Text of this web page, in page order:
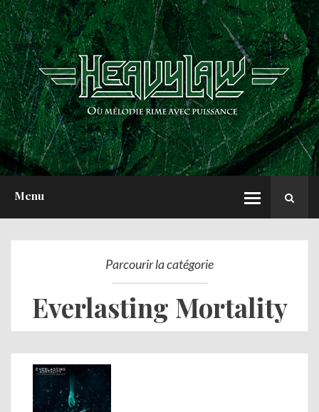
Menu
ACCUEIL
NEWS
CHRONIQUES
INTERVIEWS
REPORTS
A PROPOS
Parcourir la catégorie
Everlasting Mortality